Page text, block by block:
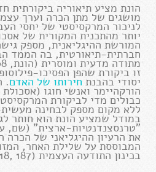
הונת מציע תיאוריה ביקורתית
מושגים של מתן הכרה וערך
לניכור המרקסיסטי של יחסי
יותר מהתכנית המקורית של
המורשת ההיגליאנית, מספק
חברתית-תיאורטית, בה הממד
זו ביקורת שהפן הפסיכו-
יסודי בהבנתחירותו של האדם.
הורקהיימר ואנשי חוגו
כבולים מדי לביקורת
במודל שמציע הונת הוא חותר
את הרעיון ההיגליאני של הכרה
המבוססת על שלילת האחר,
בכינון התודעה העצמית (Hegel, 2018, 187§).